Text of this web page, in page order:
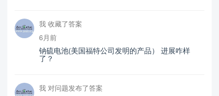
我 收藏了答案
6月前
钠硫电池(美国福特公司发明的产品） 进展咋样
了？
我 对问题发布了答案